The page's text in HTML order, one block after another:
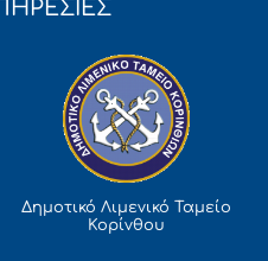
Δημοτικό Λιμενικό Ταμείο
Κορίνθου